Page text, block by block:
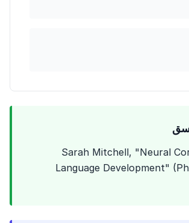
1. Sarah Mitchell, "Neural
Language Development"